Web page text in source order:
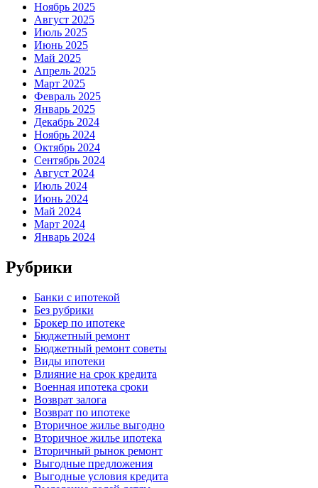
Ноябрь 2025
Август 2025
Июль 2025
Июнь 2025
Май 2025
Апрель 2025
Март 2025
Февраль 2025
Январь 2025
Декабрь 2024
Ноябрь 2024
Октябрь 2024
Сентябрь 2024
Август 2024
Июль 2024
Июнь 2024
Май 2024
Март 2024
Январь 2024
Рубрики
Банки с ипотекой
Без рубрики
Брокер по ипотеке
Бюджетный ремонт
Бюджетный ремонт советы
Виды ипотеки
Влияние на срок кредита
Военная ипотека сроки
Возврат залога
Возврат по ипотеке
Вторичное жилье выгодно
Вторичное жилье ипотека
Вторичный рынок ремонт
Выгодные предложения
Выгодные условия кредита